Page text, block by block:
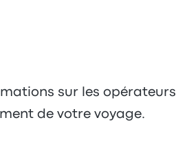
sur les opérateurs
de votre voyage.